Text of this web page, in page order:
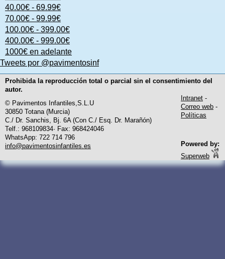
40.00€ - 69.99€
70.00€ - 99.99€
100.00€ - 399.00€
400.00€ - 999.00€
1000€ en adelante
Tweets por @pavimentosinf
Prohibida la reproducción total o parcial sin el consentimiento del
autor.
© Pavimentos Infantiles,S.L.U
30850 Totana (Murcia)
C./ Dr. Sanchis, Bj. 6A (Con C./ Esq. Dr. Marañón)
Telf.: 968109834· Fax: 968424046
WhatsApp: 722 714 796
info@pavimentosinfantiles.es
Intranet -
Correo web -
Políticas
Powered by:
Superweb